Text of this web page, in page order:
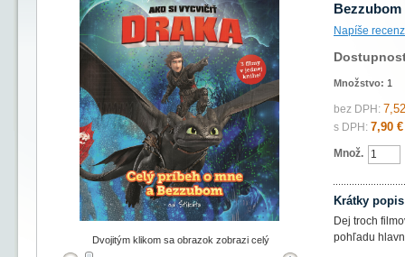
Bezzubom
Napíše
Množstvo: 1
bez DPH:
s DPH: 7,90 €
Množ.
Krátky popis
Dej troch
pohľadu
Dvojitým klikom sa obrazok zobrazi celý